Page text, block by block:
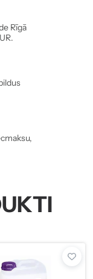
Rīgā